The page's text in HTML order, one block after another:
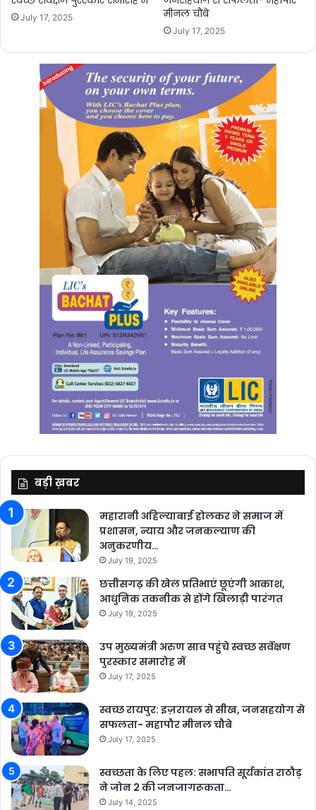
July 17, 2025
मीनल चौबे
July 17, 2025
बड़ी ख़बर
महारानी अहिल्याबाई होलकर ने समाज में
प्रशासन, न्याय और जनकल्याण की
अनुकरणीय…
July 19, 2025
छत्तीसगढ़ की खेल प्रतिभाएं छूएंगी आकाश,
आधुनिक तकनीक से होंगे खिलाड़ी पारंगत
July 19, 2025
उप मुख्यमंत्री अरुण साव पहुंचे स्वच्छ सर्वेक्षण
पुरस्कार समारोह में
July 17, 2025
स्वच्छ रायपुर: इज़रायल से सीख, जनसहयोग से
सफलता- महापौर मीनल चौबे
July 17, 2025
स्वच्छता के लिए पहल: सभापति सूर्यकांत राठौड़
ने जोन 2 की जनजागरूकता…
July 14, 2025